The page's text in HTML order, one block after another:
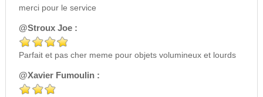
merci pour le service
@Stroux Joe :
Parfait et pas cher meme pour objets volumineux et lourds
@Xavier Fumoulin :